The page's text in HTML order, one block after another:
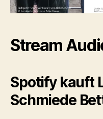
Stream
Spotify kauft
Schmiede